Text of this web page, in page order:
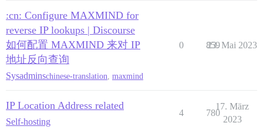
:cn: Configure MAXMIND for
reverse IP lookups | Discourse
如何配置 MAXMIND 来对 IP
地址反向查询
Sysadminschinese-translation maxmind
0 859
23. Mai 2023
IP Location Address related
Self-hosting
4 780
17. März
2023